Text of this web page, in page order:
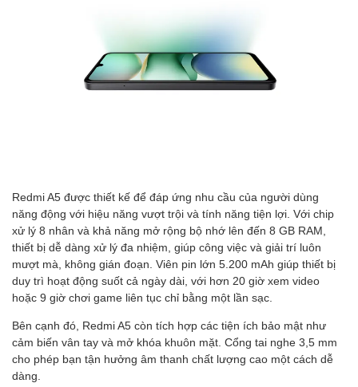
Redmi A5 được thiết kế để đáp ứng nhu cầu của người dùng
năng động với hiệu năng vượt trội và tính năng tiện lợi. Với chip
xử lý 8 nhân và khả năng mở rộng bộ nhớ lên đến 8 GB RAM,
thiết bị dễ dàng xử lý đa nhiệm, giúp công việc và giải trí luôn
mượt mà, không gián đoạn. Viên pin lớn 5.200 mAh giúp thiết bị
duy trì hoạt động suốt cả ngày dài, với hơn 20 giờ xem video
hoặc 9 giờ chơi game liên tục chỉ bằng một lần sạc.
Bên cạnh đó, Redmi A5 còn tích hợp các tiện ích bảo mật như
cảm biến vân tay và mở khóa khuôn mặt. Cổng tai nghe 3,5 mm
cho phép bạn tận hưởng âm thanh chất lượng cao một cách dễ
dàng.